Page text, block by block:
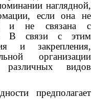
наглядной,
если она не
и не связана с
В связи с этим
и закрепления,
организации
различных видов
предполагает